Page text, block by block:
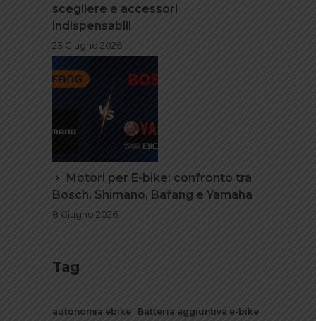
scegliere e accessori
indispensabili
23 Giugno 2026
Motori per E-bike: confronto tra
Bosch, Shimano, Bafang e Yamaha
8 Giugno 2026
Tag
autonomia ebike
Batteria aggiuntiva e-bike